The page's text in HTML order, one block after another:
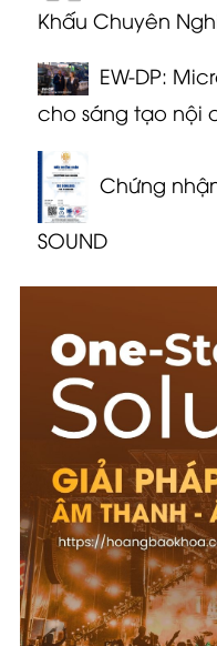
Khấu Chuyên
EW-DP:
cho sáng tạo nội
Chứng
SOUND